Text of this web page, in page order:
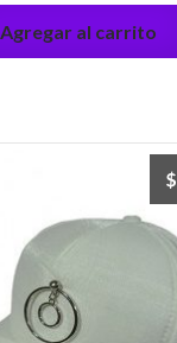
Agregar al carrito
$